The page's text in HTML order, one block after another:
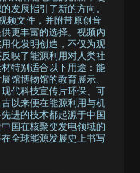
发展指引了新的方向。
频文件，并附带原创音
更丰富的选择。视频内
化发明创造，不仅为观
映了能源利用对人类社
特别适合以下用途：能
馆博物馆的教育展示、
代科技宣传片环保、可
以来便在能源利用与机
进的技术都起源于中国
国在核聚变发电领域的
全球能源发展史上书写